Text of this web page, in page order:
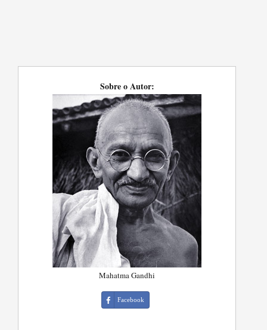
Sobre o Autor:
Mahatma Gandhi
Facebook